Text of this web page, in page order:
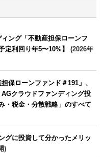
ング「不動産担保ローンフ
定利回り年5〜10%】
(2026年
保ローンファンド＃191」、
クラウドファンディング投
・税金・分散戦略」のすべて
グに投資して分かったメリッ
)